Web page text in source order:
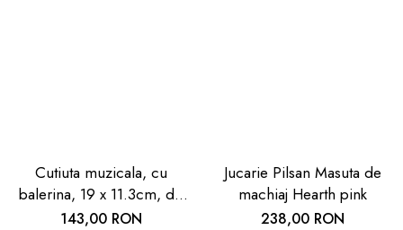
Cutiuta muzicala, cu
balerina, 19 x 11.3cm, de
lemn, Goki
143,00 RON
Jucarie Pilsan Masuta de
machiaj Hearth pink
238,00 RON